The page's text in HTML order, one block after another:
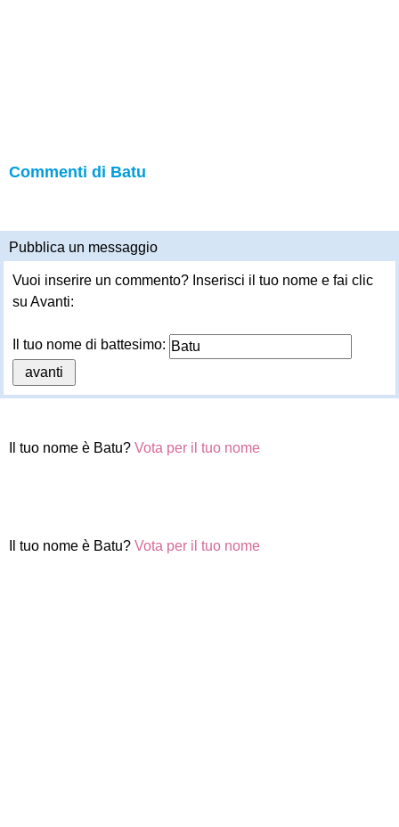
Commenti di Batu
Pubblica un messaggio
Vuoi inserire un commento? Inserisci il tuo nome e fai clic
su Avanti:
Il tuo nome di battesimo:
Il tuo nome è Batu? Vota per il tuo nome
Il tuo nome è Batu? Vota per il tuo nome